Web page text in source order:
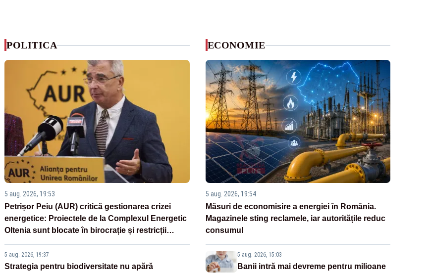
POLITICA
5 aug. 2026, 19:53
Petrișor Peiu (AUR) critică gestionarea crizei
energetice: Proiectele de la Complexul Energetic
Oltenia sunt blocate în birocrație și restricții
5 aug. 2026, 19:37
Strategia pentru biodiversitate nu apără
ECONOMIE
5 aug. 2026, 19:54
Măsuri de economisire a energiei în România.
Magazinele sting reclamele, iar autoritățile reduc
consumul
5 aug. 2026, 15:03
Banii intră mai devreme pentru milioane